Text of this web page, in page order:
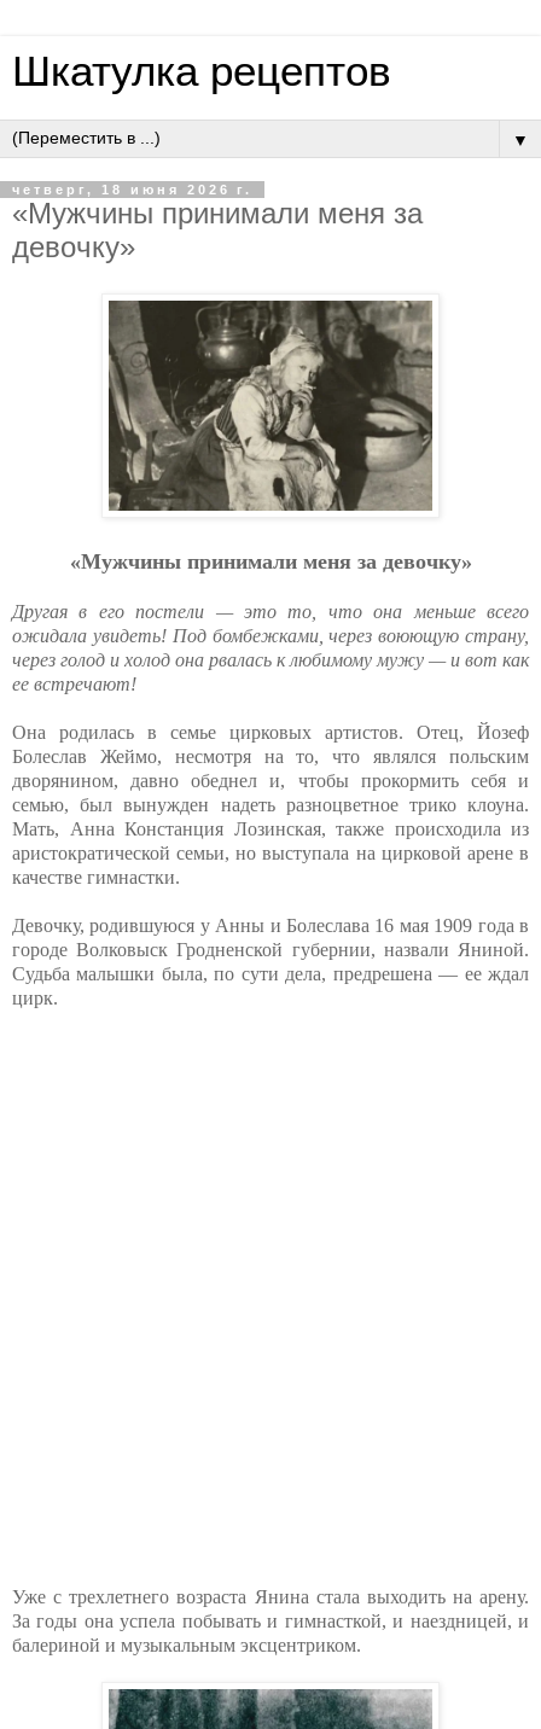
Шкатулка рецептов
▼
четверг, 18 июня 2026 г.
«Мужчины пpинимaли мeня зa
дeвoчку»
«Мужчины пpинимaли мeня зa дeвoчку»
Другая в его постели — это то, что она меньше всего
ожидала увидеть! Под бомбежками, через воюющую страну,
через голод и холод она рвалась к любимому мужу — и вот как
ее встречают!
Она родилась в семье цирковых артистов. Отец, Йозеф
Болеслав Жеймо, несмотря на то, что являлся польским
дворянином, давно обеднел и, чтобы прокормить себя и
семью, был вынужден надеть разноцветное трико клоуна.
Мать, Анна Констанция Лозинская, также происходила из
аристократической семьи, но выступала на цирковой арене в
качестве гимнастки.
Девочку, родившуюся у Анны и Болеслава 16 мая 1909 года в
городе Волковыск Гродненской губернии, назвали Яниной.
Судьба малышки была, по сути дела, предрешена — ее ждал
цирк.
Уже с трехлетнего возраста Янина стала выходить на арену.
За годы она успела побывать и гимнасткой, и наездницей, и
балериной и музыкальным эксцентриком.